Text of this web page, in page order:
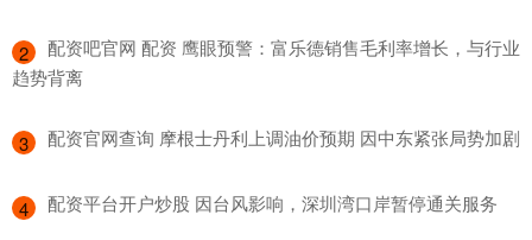
2
​配资吧官网 配资 鹰眼预警：富乐德销售毛利率增长，与行业
趋势背离
3 ​配资官网查询 摩根士丹利上调油价预期 因中东紧张局势加剧
4 ​配资平台开户炒股 因台风影响，深圳湾口岸暂停通关服务